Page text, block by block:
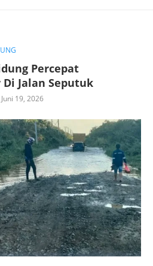
Percepat
Jalan Seputuk
Juni 19, 2026